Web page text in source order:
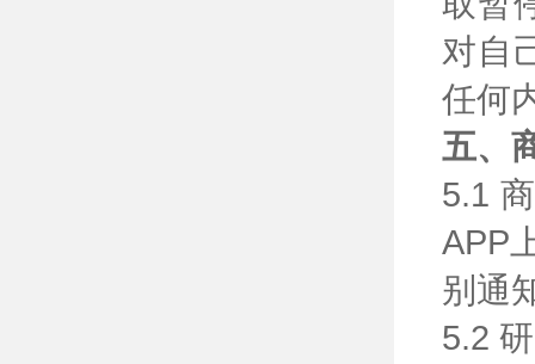
对自
任何
五、
5.1
APP
别通
5.2